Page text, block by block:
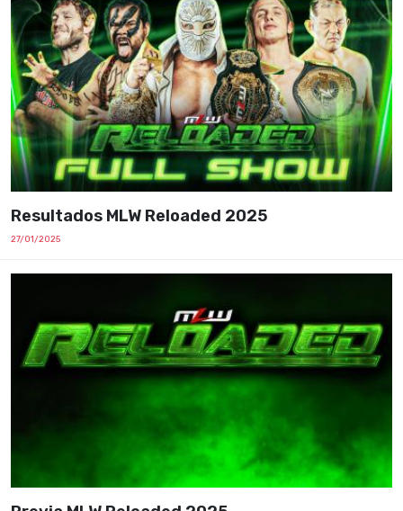
Resultados MLW Reloaded 2025
27/01/2025